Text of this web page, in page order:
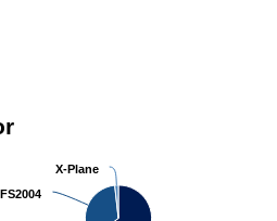
FS2004
FS2004
X-Plane
X-Plane